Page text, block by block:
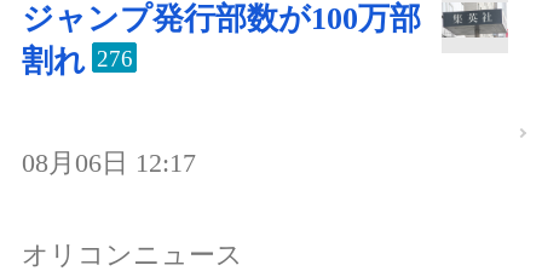
ジャンプ発行部数が100万部
割れ 276
08月06日 12:17
オリコンニュース